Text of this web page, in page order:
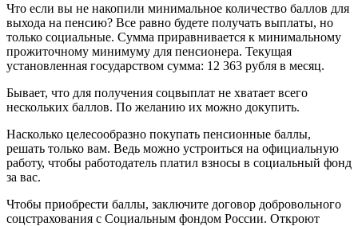
Что если вы не накопили минимальное количество баллов для
выхода на пенсию? Все равно будете получать выплаты, но
только социальные. Сумма приравнивается к минимальному
прожиточному минимуму для пенсионера. Текущая
установленная государством сумма: 12 363 рубля в месяц.
Бывает, что для получения соцвыплат не хватает всего
нескольких баллов. По желанию их можно докупить.
Насколько целесообразно покупать пенсионные баллы,
решать только вам. Ведь можно устроиться на официальную
работу, чтобы работодатель платил взносы в социальный фонд
за вас.
Чтобы приобрести баллы, заключите договор добровольного
соцстрахования с Социальным фондом России. Откроют